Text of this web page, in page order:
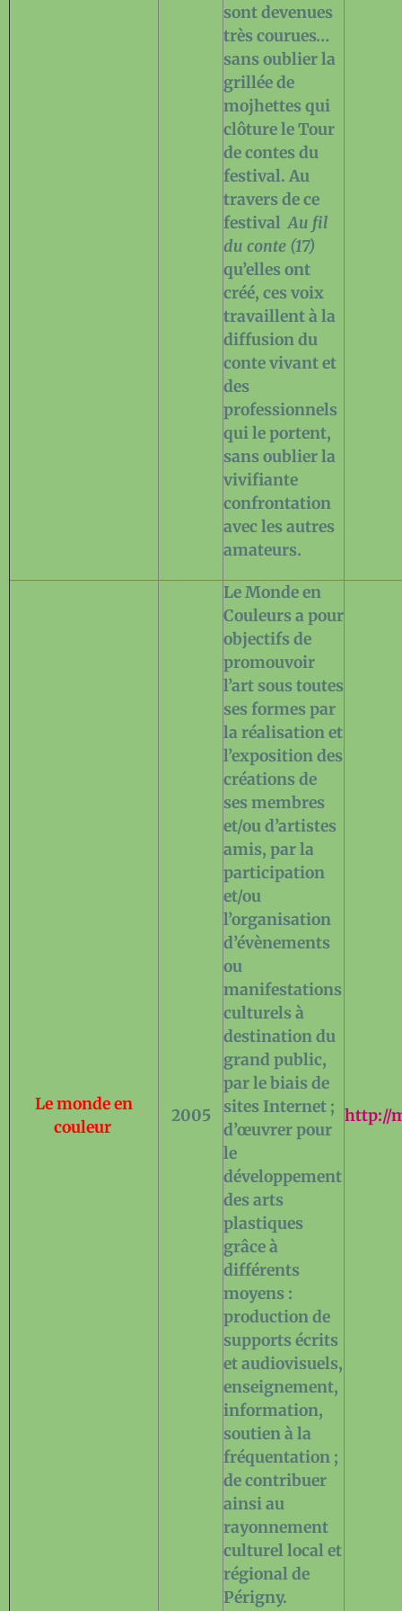
sont devenues
très courues…
sans oublier la
grillée de
mojhettes qui
clôture le Tour
de contes du
festival. Au
travers de ce
festivalAu fil
du conte (17)
qu’elles ont
créé, ces voix
travaillent à la
diffusion du
conte vivant et
des
professionnels
qui le portent,
sans oublier la
vivifiante
confrontation
avec les autres
amateurs.
Le monde en
couleur
2005
Le Monde en
Couleurs a pour
objectifs de
promouvoir
l’art sous toutes
ses formes par
la réalisation et
l’exposition des
créations de
ses membres
et/ou d’artistes
amis, par la
participation
et/ou
l’organisation
d’évènements
ou
manifestations
culturels à
destination du
grand public,
par le biais de
sites Internet ;
d’œuvrer pour
le
développement
des arts
plastiques
grâce à
différents
moyens :
production de
supports écrits
et audiovisuels,
enseignement,
information,
soutien à la
fréquentation ;
de contribuer
ainsi au
rayonnement
culturel local et
régional de
Périgny.
http://